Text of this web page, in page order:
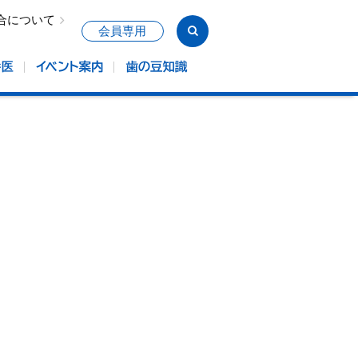
について
会員専用